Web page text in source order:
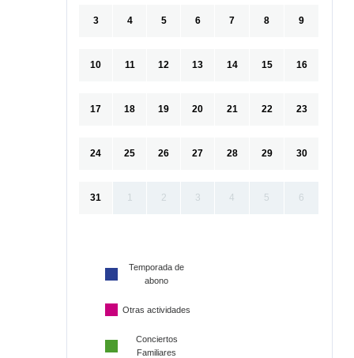
3 4 5 6 7 8 9
10 11 12 13 14 15 16
17 18 19 20 21 22 23
24 25 26 27 28 29 30
31 1 2 3 4 5 6
Temporada de
abono
Otras actividades
Conciertos
Familiares